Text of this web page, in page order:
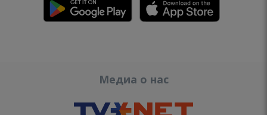
Медиа о нас